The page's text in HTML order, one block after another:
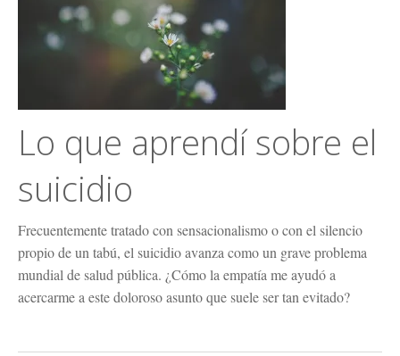
Lo que aprendí sobre el
suicidio
Frecuentemente tratado con sensacionalismo o con el silencio
propio de un tabú, el suicidio avanza como un grave problema
mundial de salud pública. ¿Cómo la empatía me ayudó a
acercarme a este doloroso asunto que suele ser tan evitado?